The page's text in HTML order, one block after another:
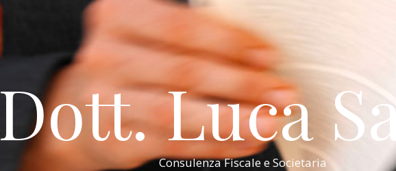
Dott. Luca
Consulenza Fiscale e Societaria